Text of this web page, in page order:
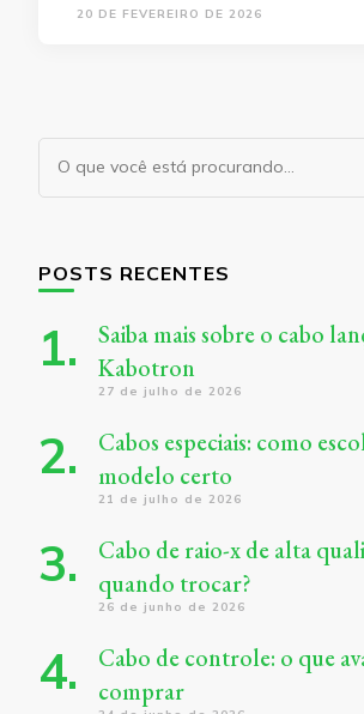
20 DE FEVEREIRO DE 2026
Procurando
algo?
POSTS RECENTES
Saiba mais sobre o cabo
Kabotron
27 de julho de 2026
Cabos especiais: como
modelo certo
21 de julho de 2026
Cabo de raio-x de alta
quando trocar?
26 de junho de 2026
Cabo de controle: o que
comprar